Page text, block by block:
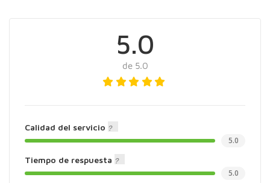
Mamá Fit online
Programa de ejercicios específico para ti,
donde te enviaremos los vídeos de los
ejercicios que debes hacer en cada
quieras
5.0
de 5.0
Calidad del servicio
5.0
Tiempo de respuesta
5.0